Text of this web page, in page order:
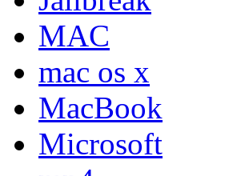
MAC
mac os x
MacBook
Microsoft